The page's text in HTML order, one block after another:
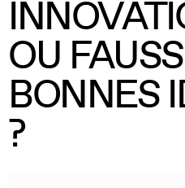
OU
BONNES
?